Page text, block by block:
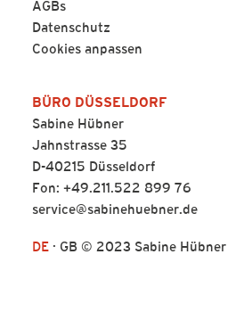
AGBs
Datenschutz
Cookies anpassen
BÜRO DÜSSELDORF
Sabine Hübner
Jahnstrasse 35
D-40215 Düsseldorf
Fon: +49.211.522 899 76
service@sabinehuebner.de
DE · GB © 2023 Sabine Hübner